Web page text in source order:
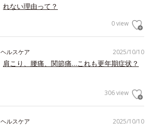
れない理由って？
0 view
2025/10/10
ヘルスケア
肩こり、腰痛、関節痛…これも更年期症状？
306 view
2025/10/10
ヘルスケア